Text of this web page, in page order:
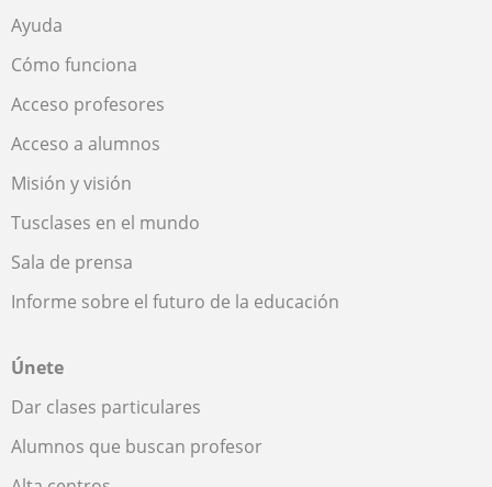
Ayuda
Cómo funciona
Acceso profesores
Acceso a alumnos
Misión y visión
Tusclases en el mundo
Sala de prensa
Informe sobre el futuro de la educación
Únete
Dar clases particulares
Alumnos que buscan profesor